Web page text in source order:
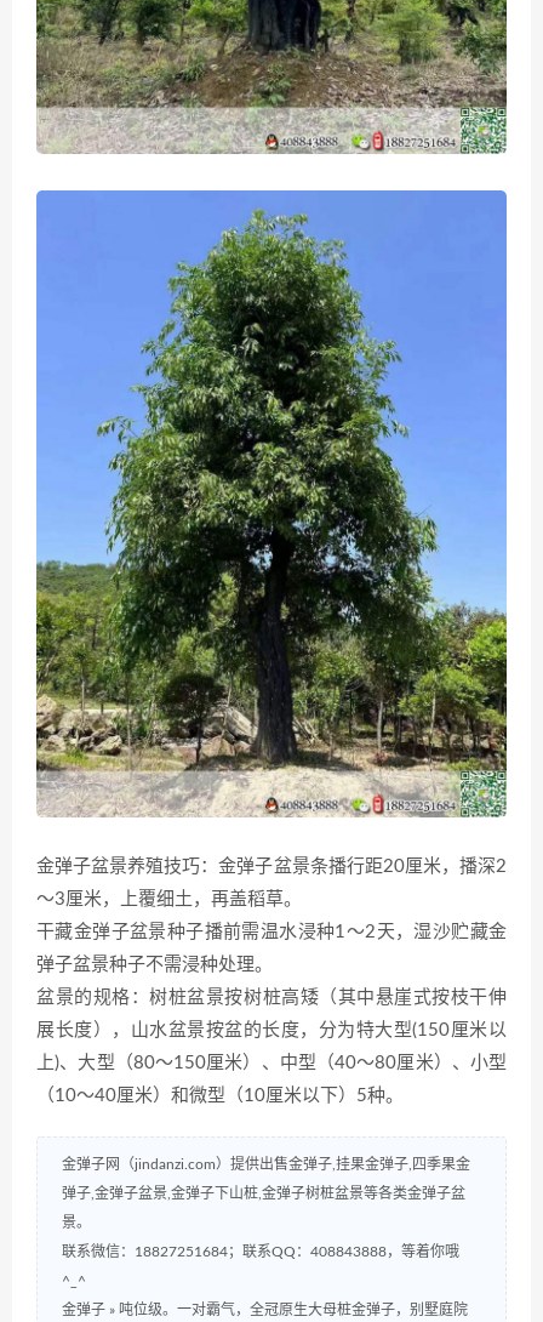
金弹子盆景养殖技巧：金弹子盆景条播行距20厘米，播深2
～3厘米，上覆细土，再盖稻草。
干藏金弹子盆景种子播前需温水浸种1～2天，湿沙贮藏金
弹子盆景种子不需浸种处理。
盆景的规格：树桩盆景按树桩高矮（其中悬崖式按枝干伸
展长度），山水盆景按盆的长度，分为特大型(150厘米以
上)、大型（80～150厘米）、中型（40～80厘米）、小型
（10～40厘米）和微型（10厘米以下）5种。
金弹子网（jindanzi.com）提供出售金弹子,挂果金弹子,四季果金
弹子,金弹子盆景,金弹子下山桩,金弹子树桩盆景等各类金弹子盆
景。
联系微信：18827251684；联系QQ：408843888，等着你哦
^_^
金弹子 » 吨位级。一对霸气，全冠原生大母桩金弹子，别墅庭院